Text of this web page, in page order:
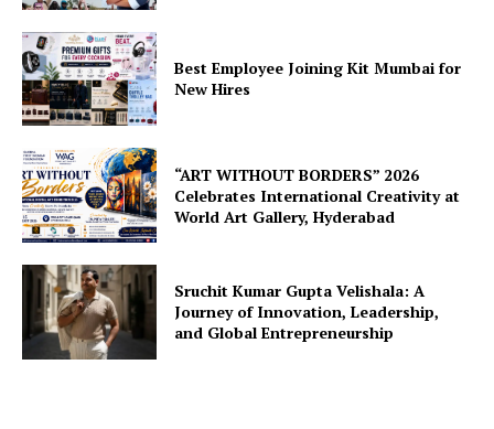
Best Employee Joining Kit Mumbai for
New Hires
“ART WITHOUT BORDERS” 2026
Celebrates International Creativity at
World Art Gallery, Hyderabad
Sruchit Kumar Gupta Velishala: A
Journey of Innovation, Leadership,
and Global Entrepreneurship